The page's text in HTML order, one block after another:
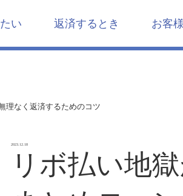
い 返済するとき お客
なく返済するためのコツ
2023.12.18
リボ払い地